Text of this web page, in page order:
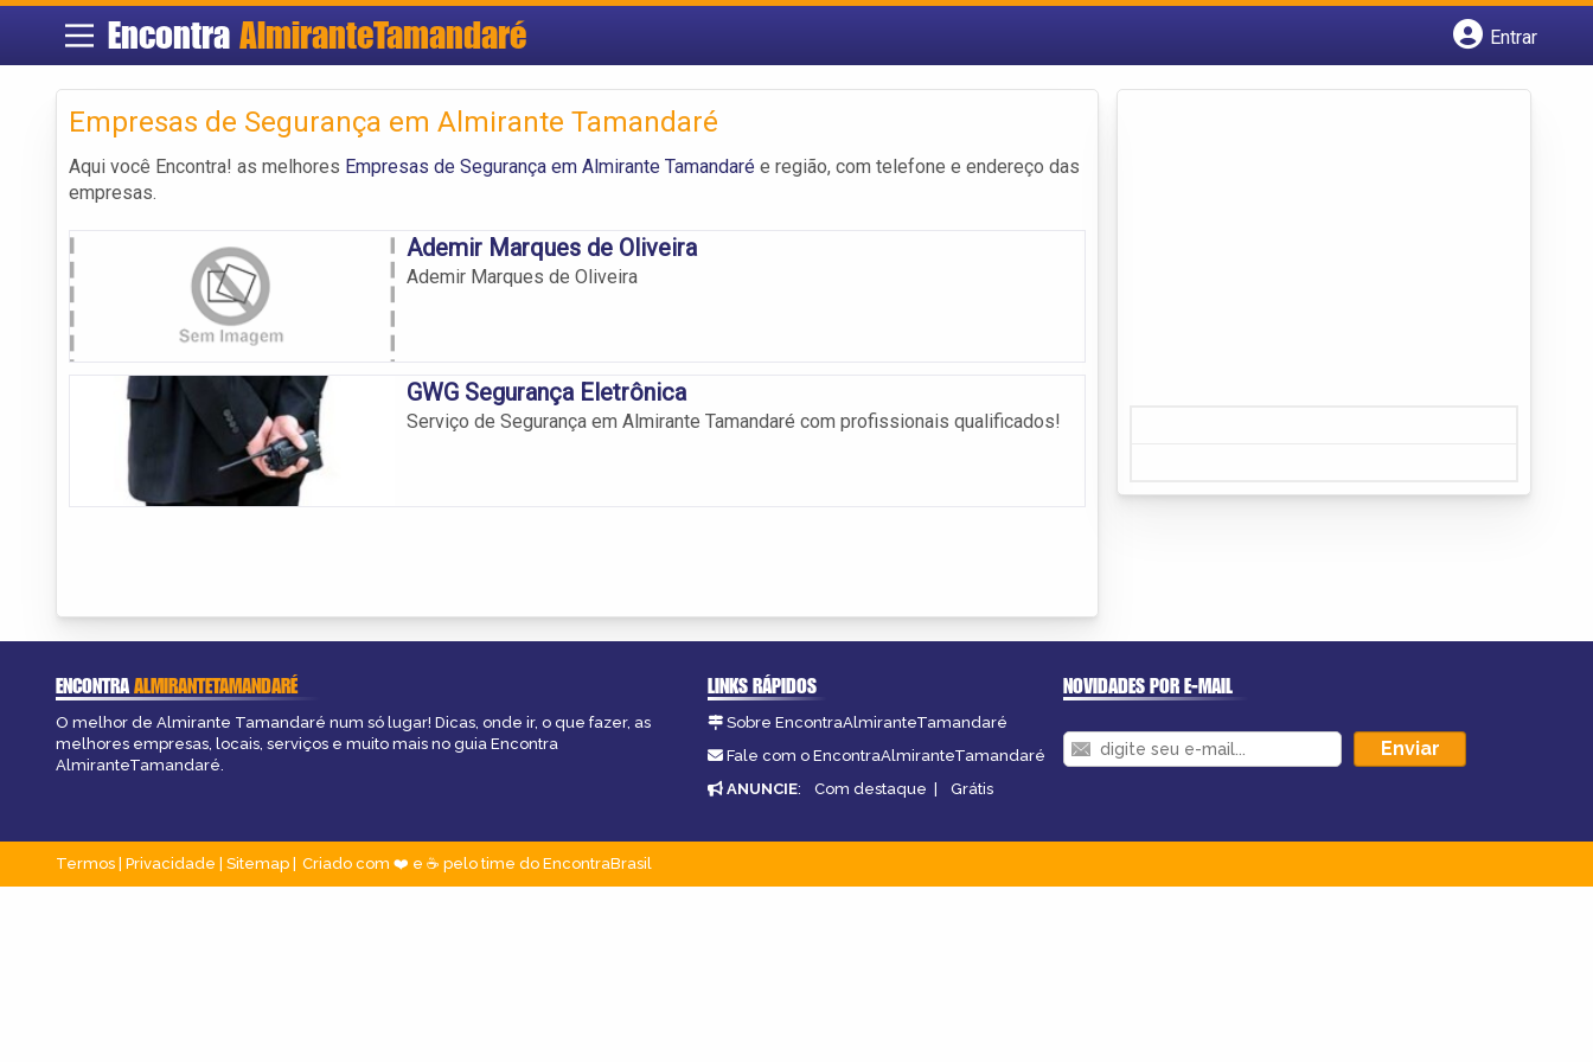
Encontra AlmiranteTamandaré
Entrar
Empresas de Segurança em Almirante Tamandaré
Aqui você Encontra! as melhores Empresas de Segurança em Almirante Tamandaré e região, com telefone e endereço das
empresas.
Ademir Marques de Oliveira
Ademir Marques de Oliveira
GWG Segurança Eletrônica
Serviço de Segurança em Almirante Tamandaré com profissionais qualificados!
ENCONTRAALMIRANTETAMANDARÉ
O melhor de Almirante Tamandaré num só lugar! Dicas, onde ir, o que fazer, as
melhores empresas, locais, serviços e muito mais no guia Encontra
AlmiranteTamandaré.
LINKS RÁPIDOS
Sobre EncontraAlmiranteTamandaré
Fale com o EncontraAlmiranteTamandaré
ANUNCIE: Com destaque | Grátis
NOVIDADES POR E-MAIL
Termos | Privacidade | Sitemap Criado com ❤️ e ☕ pelo time do EncontraBrasil